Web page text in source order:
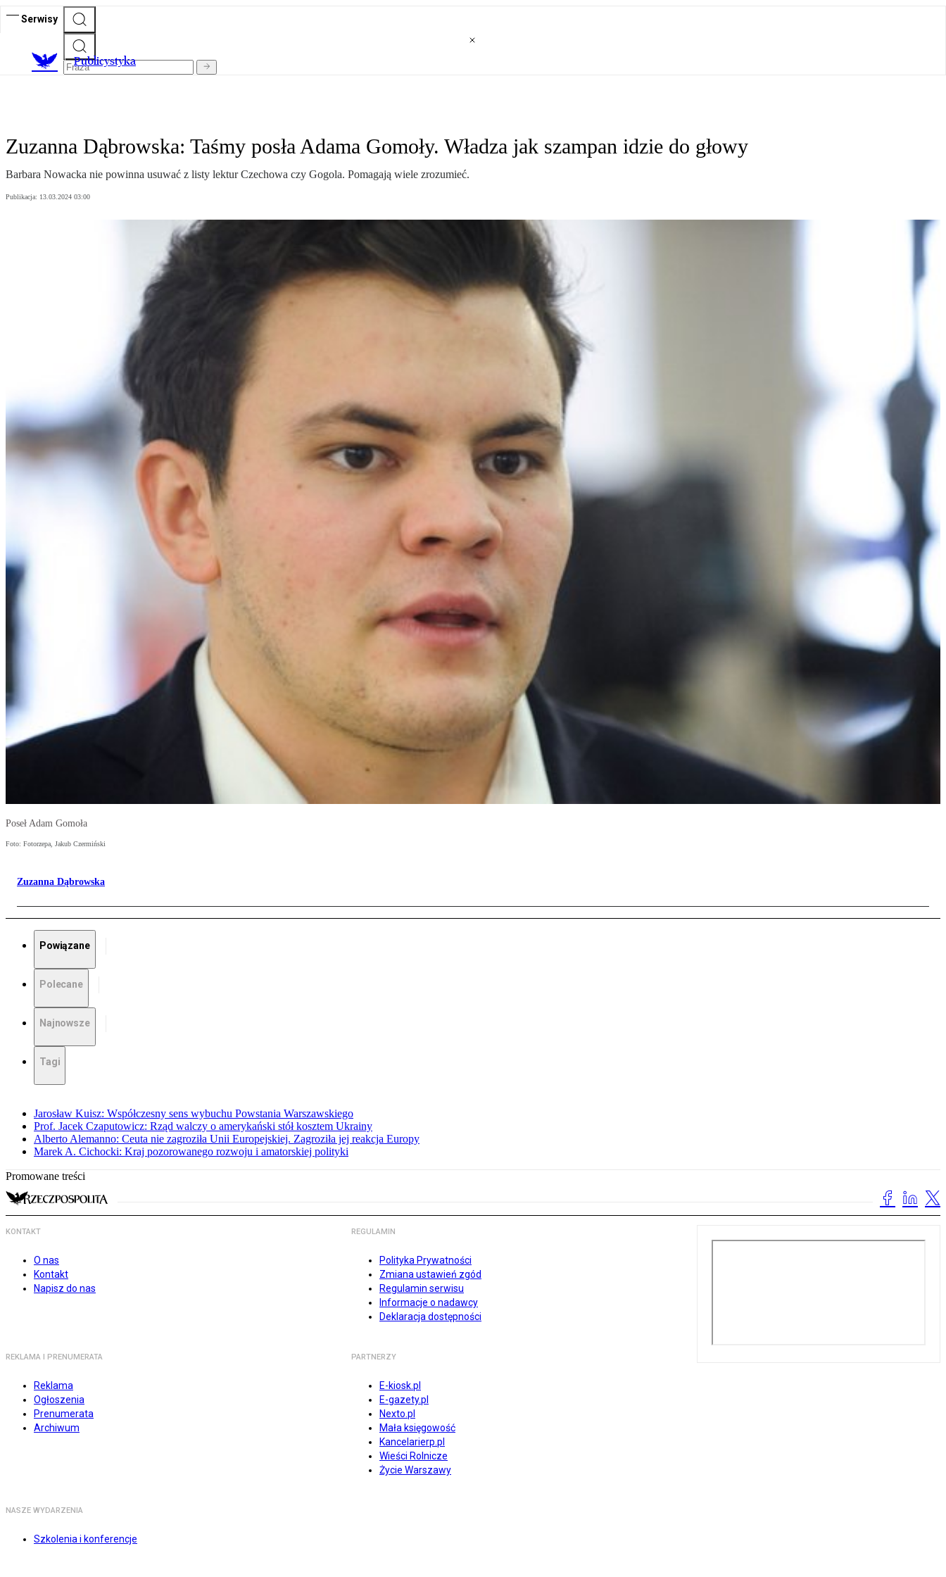
Serwisy
Publicystyka
Zuzanna Dąbrowska: Taśmy posła Adama Gomoły. Władza jak szampan idzie do głowy
Barbara Nowacka nie powinna usuwać z listy lektur Czechowa czy Gogola. Pomagają wiele zrozumieć.
Publikacja: 13.03.2024 03:00
Poseł Adam Gomoła
Foto: Fotorzepa, Jakub Czermiński
Zuzanna Dąbrowska
Powiązane
Polecane
Najnowsze
Tagi
Jarosław Kuisz: Współczesny sens wybuchu Powstania Warszawskiego
Prof. Jacek Czaputowicz: Rząd walczy o amerykański stół kosztem Ukrainy
Alberto Alemanno: Ceuta nie zagroziła Unii Europejskiej. Zagroziła jej reakcja Europy
Marek A. Cichocki: Kraj pozorowanego rozwoju i amatorskiej polityki
Promowane treści
KONTAKT
O nas
Kontakt
Napisz do nas
REGULAMIN
Polityka Prywatności
Zmiana ustawień zgód
Regulamin serwisu
Informacje o nadawcy
Deklaracja dostępności
REKLAMA I PRENUMERATA
Reklama
Ogłoszenia
Prenumerata
Archiwum
PARTNERZY
E-kiosk.pl
E-gazety.pl
Nexto.pl
Mała księgowość
Kancelarierp.pl
Wieści Rolnicze
Życie Warszawy
NASZE WYDARZENIA
Szkolenia i konferencje